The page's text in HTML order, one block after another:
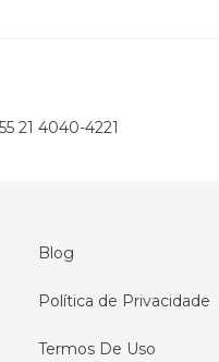
55 21 4040-4221
Blog
Política de Privacidade
Termos De Uso